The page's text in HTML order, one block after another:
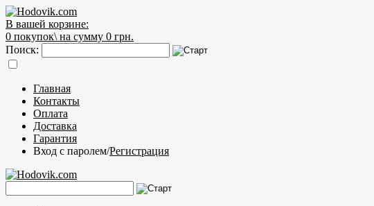
В вашей корзине:
0 покупок\ на сумму 0 грн.
Поиск:
Главная
Контакты
Оплата
Доставка
Гарантия
Вход с паролем/Регистрация